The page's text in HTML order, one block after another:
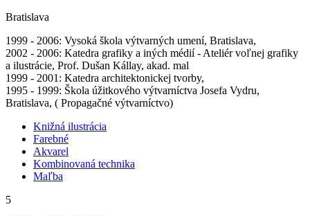
Bratislava
1999 - 2006: Vysoká škola výtvarných umení, Bratislava,
2002 - 2006: Katedra grafiky a iných médií - Ateliér voľnej grafiky
a ilustrácie, Prof. Dušan Kállay, akad. mal
1999 - 2001: Katedra architektonickej tvorby,
1995 - 1999: Škola úžitkového výtvarníctva Josefa Vydru,
Bratislava, ( Propagačné výtvarníctvo)
Knižná ilustrácia
Farebné
Akvarel
Kombinovaná technika
Maľba
5